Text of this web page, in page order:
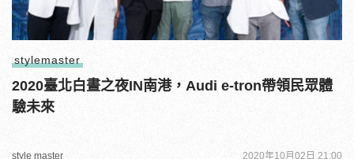
stylemaster
2020臺北白晝之夜IN南港，Audi e-tron帶領民眾體
驗未來
style master 2020年10月02日 21:00